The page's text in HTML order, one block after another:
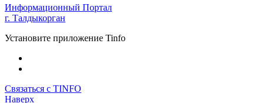
Информационный Портал
г. Талдыкорган
Установите приложение Tinfo
Связаться с TINFO
Наверх